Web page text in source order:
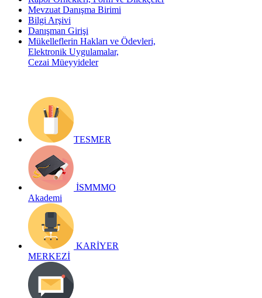
Mevzuat Danışma Birimi
Bilgi Arşivi
Danışman Girişi
Mükelleflerin Hakları ve Ödevleri,
Elektronik Uygulamalar,
Cezai Müeyyideler
TESMER
İSMMMO
Akademi
KARİYER
MERKEZİ